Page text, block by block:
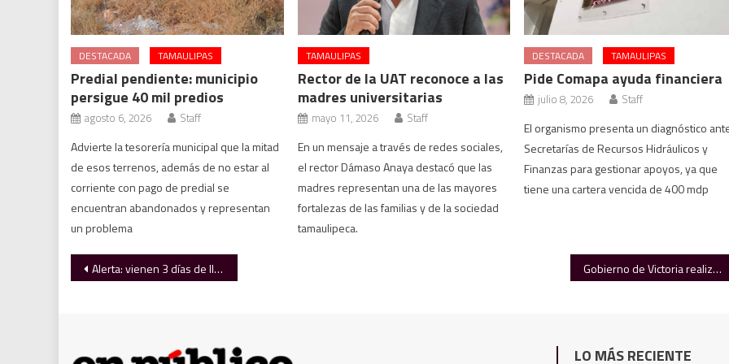
DESTACADA TAMAULIPAS
Predial pendiente: municipio
persigue 40 mil predios
agosto 6, 2026 Staff
Advierte la tesorería municipal que la mitad
de esos terrenos, además de no estar al
corriente con pago de predial se
encuentran abandonados y representan
un problema
TAMAULIPAS
Rector de la UAT reconoce a las
madres universitarias
mayo 11, 2026 Staff
En un mensaje a través de redes sociales,
el rector Dámaso Anaya destacó que las
madres representan una de las mayores
fortalezas de las familias y de la sociedad
tamaulipeca.
DESTACADA TAMAULIPAS
Pide Comapa ayuda financiera
julio 8, 2026 Staff
El organismo presenta un diagnóstico
Secretarías de Recursos Hidráulicos y
Finanzas para gestionar apoyos, ya que
tiene una cartera vencida de 400 mdp
Navegación
Alerta: vienen 3 días de lluvias en gran parte de Tamaulipas Gobierno de Victoria realiza más inversión en obras para escuelas
LO MÁS RECIENTE